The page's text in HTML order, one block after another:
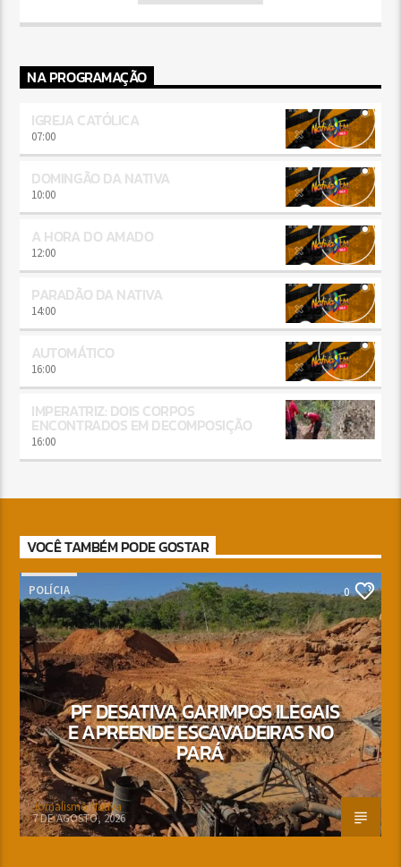
NA PROGRAMAÇÃO
IGREJA CATÓLICA
07:00
DOMINGÃO DA NATIVA
10:00
A HORA DO AMADO
12:00
PARADÃO DA NATIVA
14:00
AUTOMÁTICO
16:00
IMPERATRIZ: DOIS CORPOS
ENCONTRADOS EM DECOMPOSIÇÃO
16:00
VOCÊ TAMBÉM PODE GOSTAR
POLÍCIA 0
PF DESATIVA GARIMPOS ILEGAIS
E APREENDE ESCAVADEIRAS NO
PARÁ
Jornalismo Nativa
7 DE AGOSTO, 2026